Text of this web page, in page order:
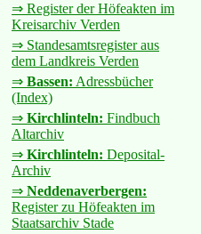
⇒ Register der Höfeakten im
Kreisarchiv Verden
⇒ Standesamtsregister aus
dem Landkreis Verden
⇒ Bassen: Adressbücher
(Index)
⇒ Kirchlinteln: Findbuch
Altarchiv
⇒ Kirchlinteln: Deposital-
Archiv
⇒ Neddenaverbergen:
Register zu Höfeakten im
Staatsarchiv Stade